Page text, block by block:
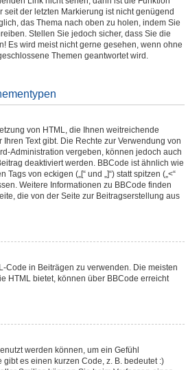
der letzten Markierung ist nicht genügend
das Thema nach oben zu holen, indem Sie
Stellen Sie jedoch sicher, dass Sie die
Es wird meist nicht gerne gesehen, wenn ohne
Themen geantwortet wird.
von HTML, die Ihnen weitreichende
Text gibt. Die Rechte zur Verwendung von
Administration vergeben, können jedoch auch
deaktiviert werden. BBCode ist ähnlich wie
von eckigen („[“ und „]“) statt spitzen („<“
Weitere Informationen zu BBCode finden
die von der Seite zur Beitragserstellung aus
Code in Beiträgen zu verwenden. Die meisten
HTML bietet, können über BBCode erreicht
werden können, um ein Gefühl
es einen kurzen Code, z. B. bedeutet :)